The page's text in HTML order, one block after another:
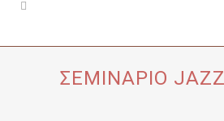
ΣΕΜΙΝΑΡΙΟ JAZZ